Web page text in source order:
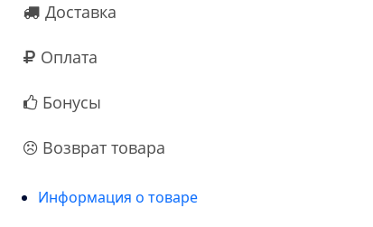
Доставка
Оплата
Бонусы
Возврат товара
Информация о товаре